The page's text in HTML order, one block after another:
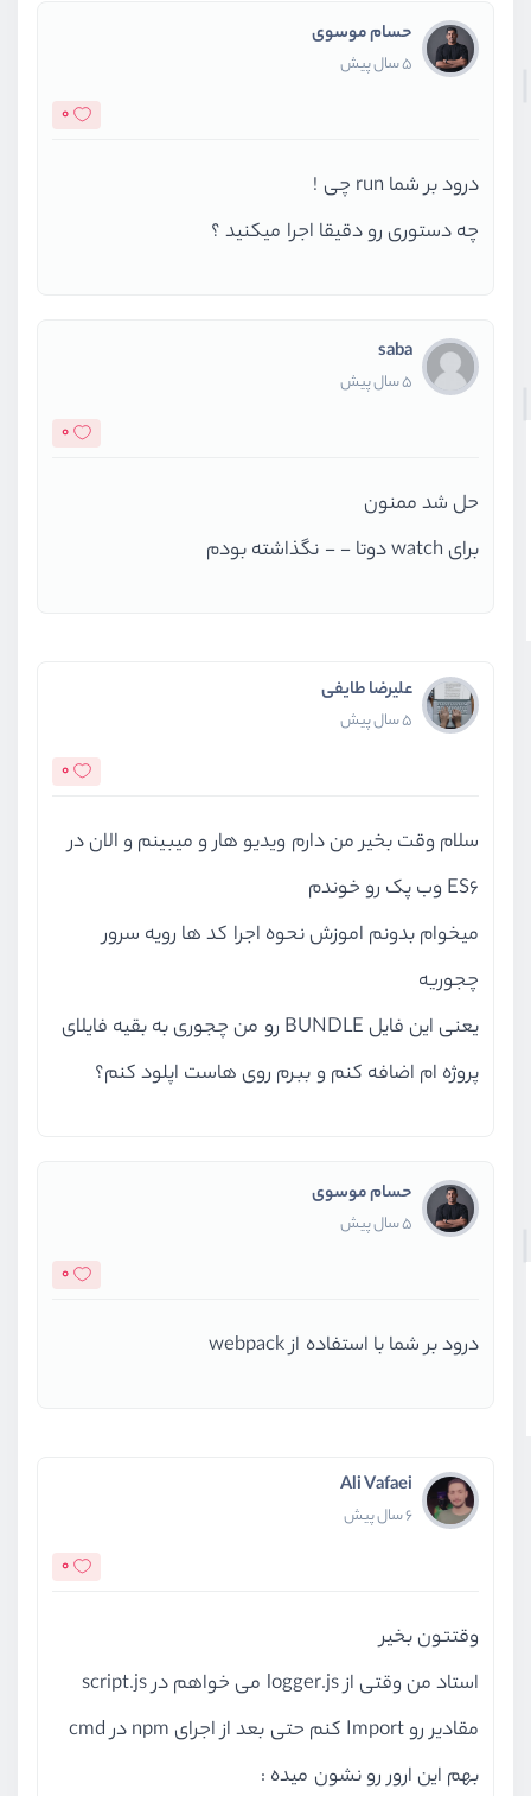
حسام موسوی
5 سال پیش
0
درود بر شما run چی !
چه دستوری رو دقیقا اجرا میکنید ؟
saba
5 سال پیش
0
حل شد ممنون
برای watch دوتا - - نگذاشته بودم
علیرضا طایفی
5 سال پیش
0
سلام وقت بخیر من دارم ویدیو هار و میبینم و الان در
ES6 وب پک رو خوندم
میخوام بدونم اموزش نحوه اجرا کد ها رویه سرور
چجوریه
یعنی این فایل BUNDLE رو من چجوری به بقیه فایلای
پروژه ام اضافه کنم و ببرم روی هاست اپلود کنم؟
حسام موسوی
5 سال پیش
0
درود بر شما با استفاده از webpack
Ali Vafaei
6 سال پیش
0
وقتتون بخیر
استاد من وقتی از logger.js می خواهم در script.js
مقادیر رو Import کنم حتی بعد از اجرای npm در cmd
بهم این ارور رو نشون میده :